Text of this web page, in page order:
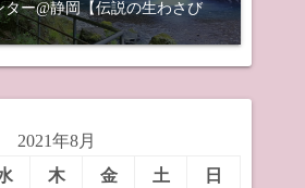
ー@静岡【伝説の生わさび
2021年8月
木 金 土 日